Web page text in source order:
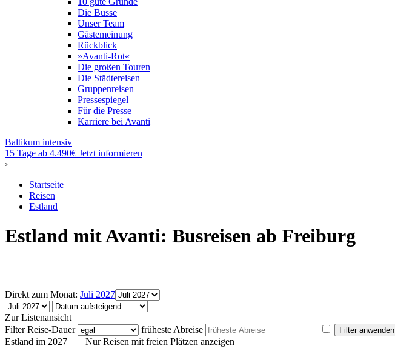
Die Busse
Unser Team
Gästemeinung
Rückblick
»Avanti-Rot«
Die großen Touren
Die Städtereisen
Gruppenreisen
Pressespiegel
Für die Presse
Karriere bei Avanti
Baltikum intensiv
15 Tage ab 4.490€ Jetzt informieren
›
Startseite
Reisen
Estland
Estland mit Avanti: Busreisen ab Freiburg
Direkt zum Monat: Juli 2027
Zur Listenansicht
Filter Reise-Dauer
früheste Abreise
Nur Reisen mit freien Plätzen anzeigen
Filter anwenden
Estland im 2027